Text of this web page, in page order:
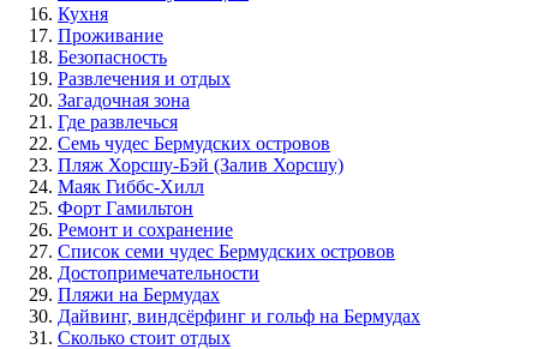
Кухня
Проживание
Безопасность
Развлечения и отдых
Загадочная зона
Где развлечься
Семь чудес Бермудских островов
Пляж Хорсшу-Бэй (Залив Хорсшу)
Маяк Гиббс-Хилл
Форт Гамильтон
Ремонт и сохранение
Список семи чудес Бермудских островов
Достопримечательности
Пляжи на Бермудах
Дайвинг, виндсёрфинг и гольф на Бермудах
Сколько стоит отдых